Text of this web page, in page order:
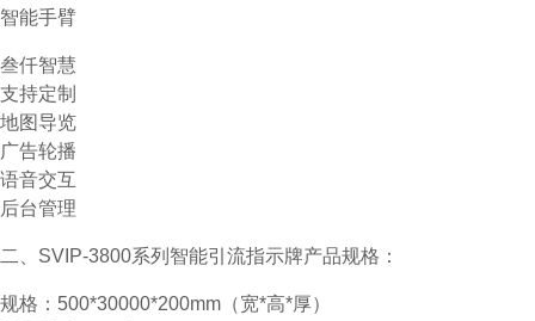
智能手臂
叁仟智慧
支持定制
地图导览
广告轮播
语音交互
后台管理
二、SVIP-3800系列智能引流指示牌产品规格：
规格：500*30000*200mm（宽*高*厚）